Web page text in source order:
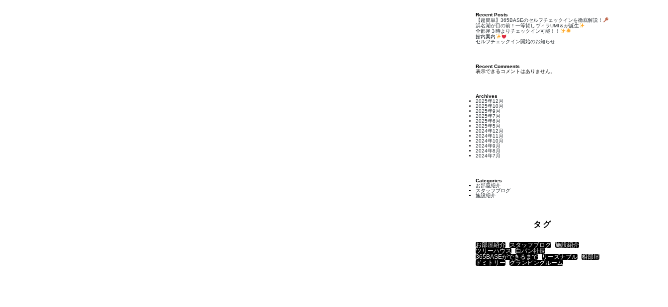
Recent Posts
【超簡単】365BASEのセルフチェックインを徹底解説！
浜名湖が目の前！一等貸しヴィラUMI＆が誕生
全部屋３時よりチェックイン可能！！
館内案内
セルフチェックイン開始のお知らせ
Recent Comments
表示できるコメントはありません。
Archives
2025年12月
2025年10月
2025年9月
2025年7月
2025年6月
2025年5月
2024年12月
2024年11月
2024年10月
2024年9月
2024年8月
2024年7月
Categories
お部屋紹介
スタッフブログ
施設紹介
タグ
お部屋紹介 スタッフブログ 施設紹介
ツリーハウス 白パン社長
365BASEができるまで リーズナブル 相部屋
ドミトリー グランピングルーム